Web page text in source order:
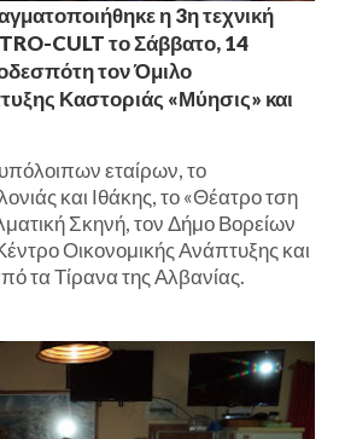
η 3η τεχνική
CULT το Σάββατο, 14
τον Όμιλο
Καστοριάς «Μύησις» και
εταίρων, το
και Ιθάκης, το «Θέατρο τση
Σκηνή, τον Δήμο Βορείων
Οικονομικής Ανάπτυξης και
τα Τίρανα της Αλβανίας.